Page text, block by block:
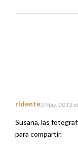
ridente2 May, 2013
Susana, las
para compartir.